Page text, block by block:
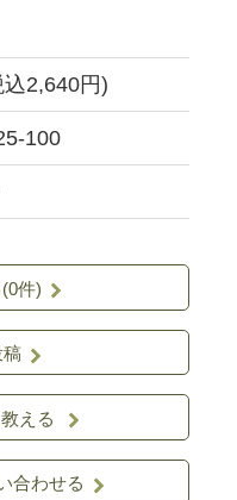
2,640円)
100
件)
稿
える
合わせる